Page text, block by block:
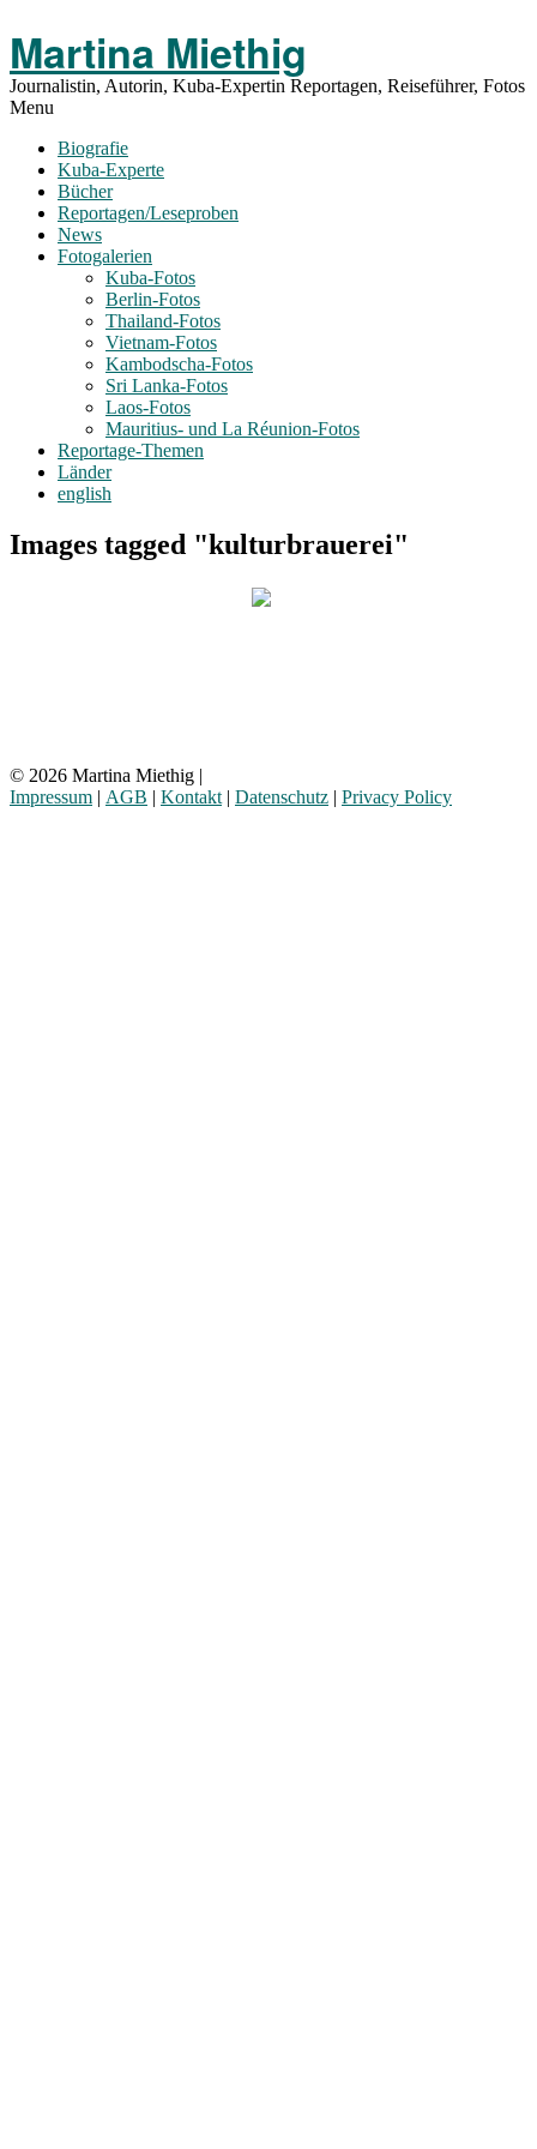
Menu
Martina Miethig
Journalistin, Autorin, Kuba-Expertin Reportagen, Reiseführer, Fotos
Menu
Biografie
Kuba-Experte
Bücher
Reportagen/Leseproben
News
Fotogalerien
Kuba-Fotos
Berlin-Fotos
Thailand-Fotos
Vietnam-Fotos
Kambodscha-Fotos
Sri Lanka-Fotos
Laos-Fotos
Mauritius- und La Réunion-Fotos
Reportage-Themen
Länder
english
Images tagged "kulturbrauerei"
© 2026 Martina Miethig |
Impressum | AGB | Kontakt | Datenschutz | Privacy Policy